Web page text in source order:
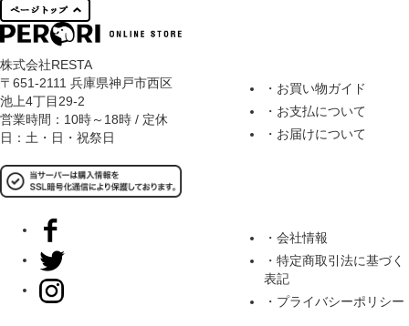
株式会社RESTA
〒651-2111 兵庫県神戸市西区
池上4丁目29-2
営業時間：10時～18時 / 定休
日：土・日・祝祭日
・お買い物ガイド
・お支払について
・お届けについて
・会社情報
・特定商取引法に基づく
表記
・プライバシーポリシー